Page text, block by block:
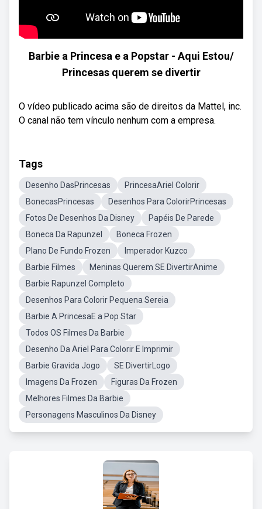
Barbie a Princesa e a Popstar - Aqui Estou/
Princesas querem se divertir
O vídeo publicado acima são de direitos da Mattel, inc.
O canal não tem vínculo nenhum com a empresa.
Tags
Desenho DasPrincesas
PrincesaAriel Colorir
BonecasPrincesas
Desenhos Para ColorirPrincesas
Fotos De Desenhos Da Disney
Papéis De Parede
Boneca Da Rapunzel
Boneca Frozen
Plano De Fundo Frozen
Imperador Kuzco
Barbie Filmes
Meninas Querem SE DivertirAnime
Barbie Rapunzel Completo
Desenhos Para Colorir Pequena Sereia
Barbie A PrincesaE a Pop Star
Todos OS Filmes Da Barbie
Desenho Da Ariel Para Colorir E Imprimir
Barbie Gravida Jogo
SE DivertirLogo
Imagens Da Frozen
Figuras Da Frozen
Melhores Filmes Da Barbie
Personagens Masculinos Da Disney